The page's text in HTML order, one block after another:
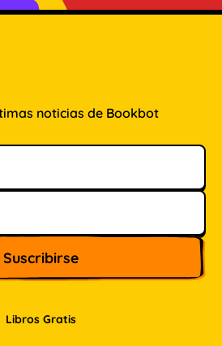
Libros Gratis
noticias de Bookbot